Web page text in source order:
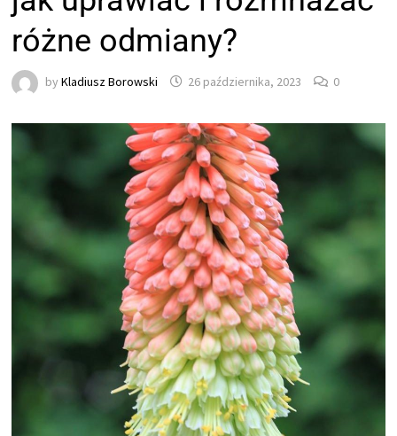
różne odmiany?
byKladiusz Borowski 26 października, 2023 0